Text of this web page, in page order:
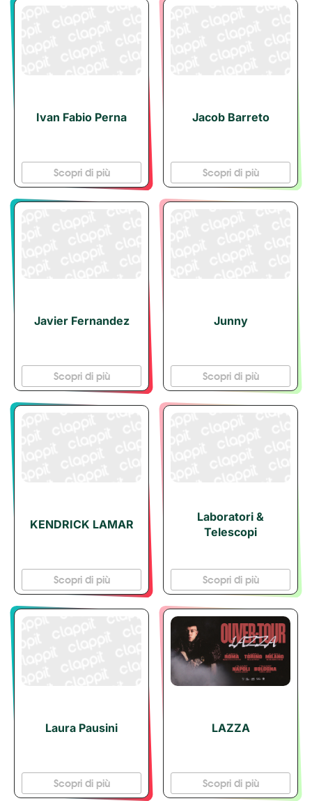
Ivan Fabio Perna
Scopri di più
Jacob Barreto
Scopri di più
Javier Fernandez
Scopri di più
Junny
Scopri di più
KENDRICK LAMAR
Scopri di più
Laboratori &
Telescopi
Scopri di più
Laura Pausini
Scopri di più
LAZZA
Scopri di più